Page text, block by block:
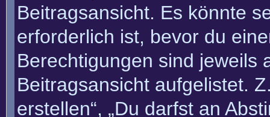
Beitragsansicht. Es könnte
erforderlich ist, bevor du
Berechtigungen sind jeweils
Beitragsansicht aufgelistet.
erstellen“, „Du darfst an